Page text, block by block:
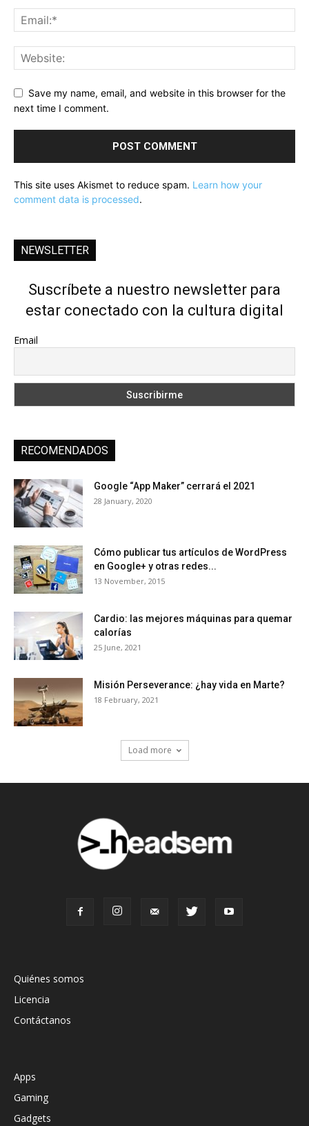
Save my name, email, and website in this browser for the
next time I comment.
This site uses Akismet to reduce spam. Learn how your
comment data is processed.
NEWSLETTER
Suscríbete a nuestro newsletter para
estar conectado con la cultura digital
Email
RECOMENDADOS
Google “App Maker” cerrará el 2021
28 January, 2020
Cómo publicar tus artículos de WordPress
en Google+ y otras redes...
13 November, 2015
Cardio: las mejores máquinas para quemar
calorías
25 June, 2021
Misión Perseverance: ¿hay vida en Marte?
18 February, 2021
Load more
Quiénes somos
Licencia
Contáctanos
Apps
Gaming
Gadgets